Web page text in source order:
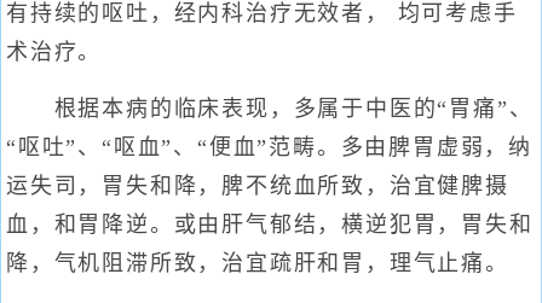
有持续的呕吐，经内科治疗无效者， 均可考虑手
术治疗。
根据本病的临床表现，多属于中医的“胃痛”、
“呕吐”、“呕血”、“便血”范畴。多由脾胃虚弱，纳
运失司，胃失和降，脾不统血所致，治宜健脾摄
血，和胃降逆。或由肝气郁结，横逆犯胃，胃失和
降，气机阻滞所致，治宜疏肝和胃，理气止痛。